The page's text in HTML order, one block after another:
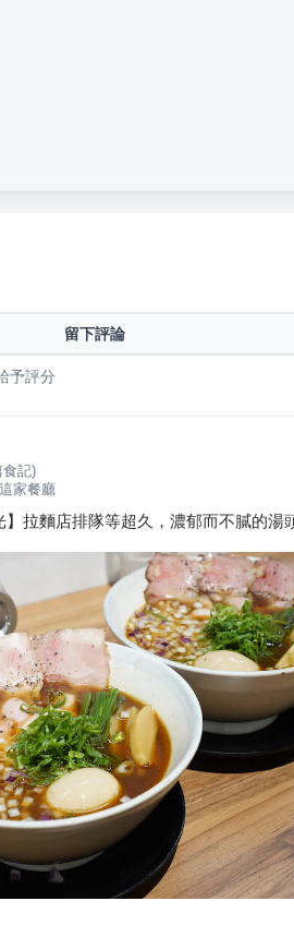
留下評論
予評分
食記)
家餐廳
】拉麵店排隊等超久，濃郁而不膩的湯